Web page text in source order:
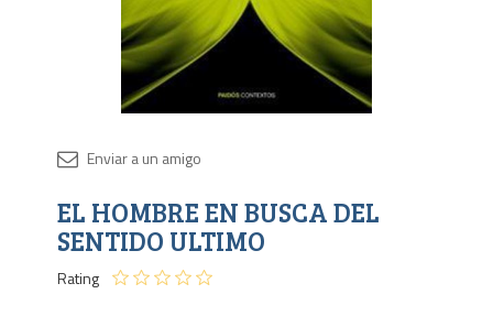
EL HOMBRE EN BUSCA DEL
SENTIDO ULTIMO
Rating